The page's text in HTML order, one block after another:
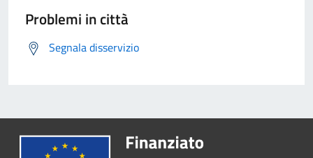
Problemi in città
Segnala disservizio